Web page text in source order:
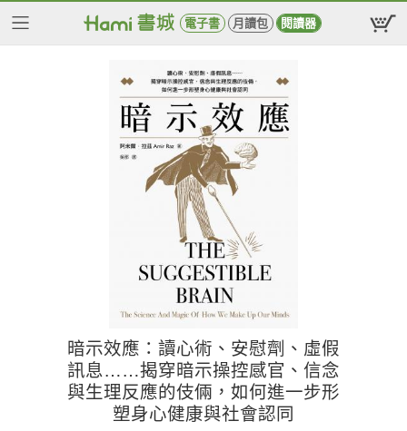
電子書 月讀包 閱讀器
暗示效應：讀心術、安慰劑、虛假
訊息……揭穿暗示操控感官、信念
與生理反應的伎倆，如何進一步形
塑身心健康與社會認同